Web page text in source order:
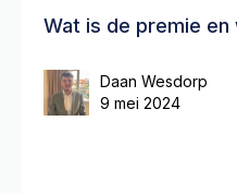
Wat is de premie
Daan Wesdorp
9 mei 2024